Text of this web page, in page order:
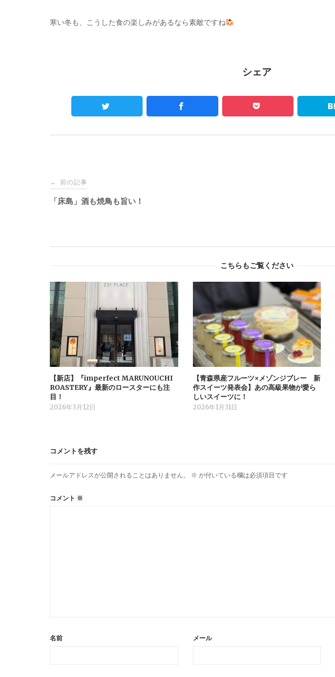
寒い冬も、こうした食の楽しみがあるなら素敵ですね
シェア
Post
navigation
← 前の記事
「床島」酒も焼鳥も旨い！
こちらもご覧ください
【新店】『imperfect MARUNOUCHI
ROASTERY』最新のロースターにも注
目！
2026年3月12日
【青森県産フルーツ×メゾンジブレー 新
作スイーツ発表会】あの高級果物が愛ら
しいスイーツに！
2026年1月31日
コメントを残す
メールアドレスが公開されることはありません。 ※ が付いている欄は必須項目です
コメント ※
名前 メール